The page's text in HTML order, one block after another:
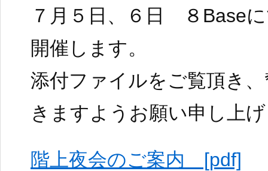
７月５日、６日 ８Base
開催します。
添付ファイルをご覧頂き
きますようお願い申し上
階上夜会のご案内 [pdf]